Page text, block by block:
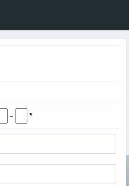
-
*